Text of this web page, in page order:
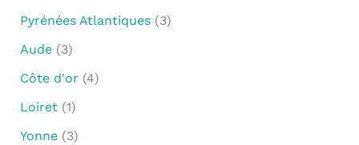
Pyrénées Atlantiques(3)
Aude(3)
Côte d'or (4)
Loiret(1)
Yonne(3)